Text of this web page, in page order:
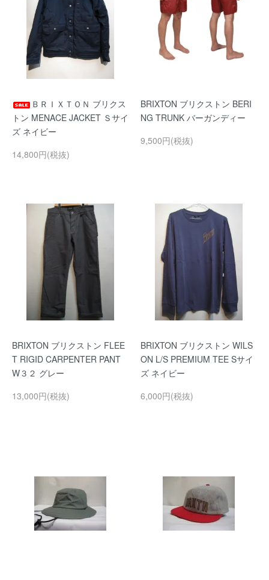
ＢＲＩＸＴＯＮ ブリクス
トン MENACE JACKET Ｓサイ
ズ ネイビー
14,800円(税抜)
BRIXTON ブリクストン BERI
NG TRUNK バーガンディー
9,500円(税抜)
BRIXTON ブリクストン FLEE
T RIGID CARPENTER PANT
W３２ グレー
13,000円(税抜)
BRIXTON ブリクストン WILS
ON L/S PREMIUM TEE Sサイ
ズ ネイビー
6,000円(税抜)